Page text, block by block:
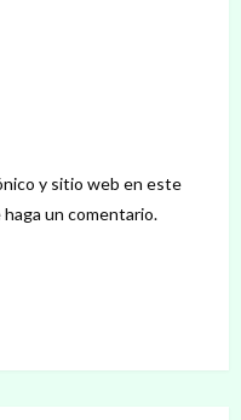
y sitio web en este
haga un comentario.